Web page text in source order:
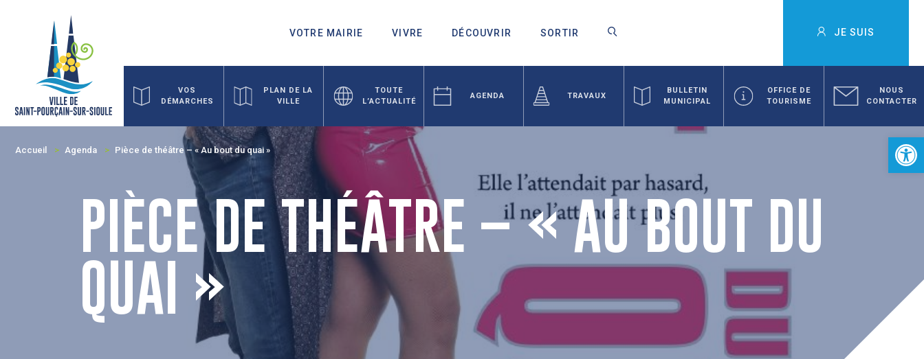
Ouvrir
VOTRE MAIRIE VIVRE DÉCOUVRIR SORTIR JE SUIS
VOS
DÉMARCHES
PLAN DE LA
VILLE
TOUTE
L’ACTUALITÉ
AGENDA TRAVAUX
BULLETIN
MUNICIPAL
OFFICE DE
TOURISME
NOUS
CONTACTER
Accueil Agenda Pièce de théâtre – « Au bout du quai »
PIÈCE DE THÉÂTRE – « AU BOUT DU
QUAI »